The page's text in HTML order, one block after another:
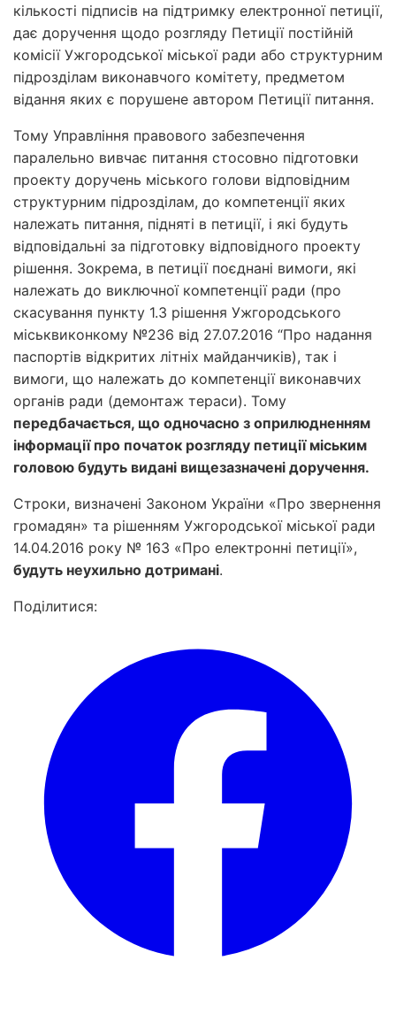
кількості підписів на підтримку електронної петиції,
дає доручення щодо розгляду Петиції постійній
комісії Ужгородської міської ради або структурним
підрозділам виконавчого комітету, предметом
відання яких є порушене автором Петиції питання.
Тому Управління правового забезпечення
паралельно вивчає питання стосовно підготовки
проекту доручень міського голови відповідним
структурним підрозділам, до компетенції яких
належать питання, підняті в петиції, і які будуть
відповідальні за підготовку відповідного проекту
рішення. Зокрема, в петиції поєднані вимоги, які
належать до виключної компетенції ради (про
скасування пункту 1.3 рішення Ужгородського
міськвиконкому №236 від 27.07.2016 “Про надання
паспортів відкритих літніх майданчиків), так і
вимоги, що належать до компетенції виконавчих
органів ради (демонтаж тераси). Тому
передбачається, що одночасно з оприлюдненням
інформації про початок розгляду петиції міським
головою будуть видані вищезазначені доручення.
Строки, визначені Законом України «Про звернення
громадян» та рішенням Ужгородської міської ради
14.04.2016 року № 163 «Про електронні петиції»,
будуть неухильно дотримані.
Поділитися: